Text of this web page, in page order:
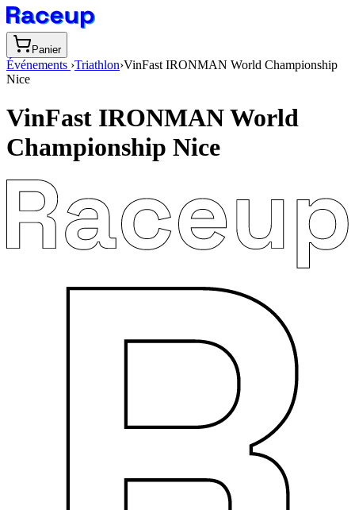
Panier
Événements ›Triathlon›VinFast IRONMAN World Championship
Nice
VinFast IRONMAN World
Championship Nice